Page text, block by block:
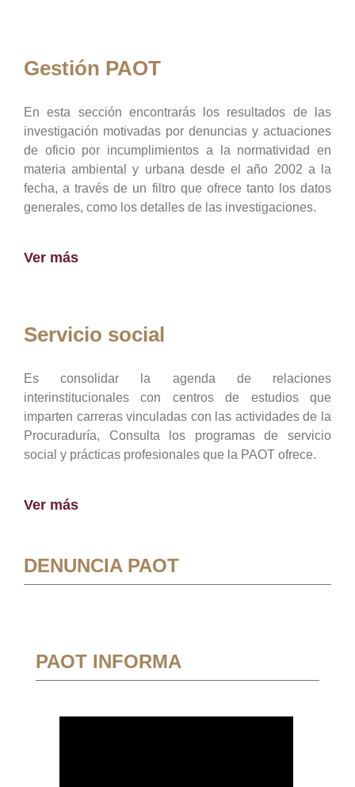
Gestión PAOT
En esta sección encontrarás los resultados de las
investigación motivadas por denuncias y actuaciones
de oficio por incumplimientos a la normatividad en
materia ambiental y urbana desde el año 2002 a la
fecha, a través de un filtro que ofrece tanto los datos
generales, como los detalles de las investigaciones.
Ver más
Servicio social
Es consolidar la agenda de relaciones
interinstitucionales con centros de estudios que
imparten carreras vinculadas con las actividades de la
Procuraduría, Consulta los programas de servicio
social y prácticas profesionales que la PAOT ofrece.
Ver más
DENUNCIA PAOT
PAOT INFORMA